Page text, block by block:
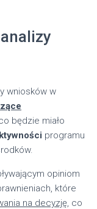
wniosków w
będzie miało
programu
opiniom
które
na decyzję, co